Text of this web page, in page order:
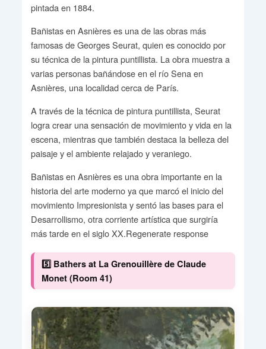
pintada en 1884.
Bañistas en Asnières es una de las obras más
famosas de Georges Seurat, quien es conocido por
su técnica de la pintura puntillista. La obra muestra a
varias personas bañándose en el río Sena en
Asnières, una localidad cerca de París.
A través de la técnica de pintura puntillista, Seurat
logra crear una sensación de movimiento y vida en la
escena, mientras que también destaca la belleza del
paisaje y el ambiente relajado y veraniego.
Bañistas en Asnières es una obra importante en la
historia del arte moderno ya que marcó el inicio del
movimiento Impresionista y sentó las bases para el
Desarrollismo, otra corriente artística que surgiría
más tarde en el siglo XX.Regenerate response
5️⃣ Bathers at La Grenouillère de Claude
Monet (Room 41)